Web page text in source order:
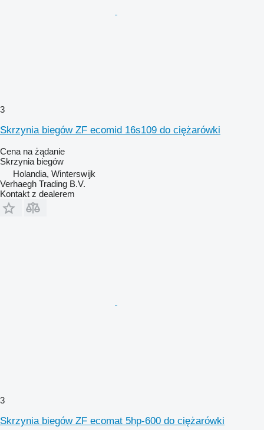
3
Skrzynia biegów ZF ecomid 16s109 do ciężarówki
Cena na żądanie
Skrzynia biegów
Holandia, Winterswijk
Verhaegh Trading B.V.
Kontakt z dealerem
3
Skrzynia biegów ZF ecomat 5hp-600 do ciężarówki